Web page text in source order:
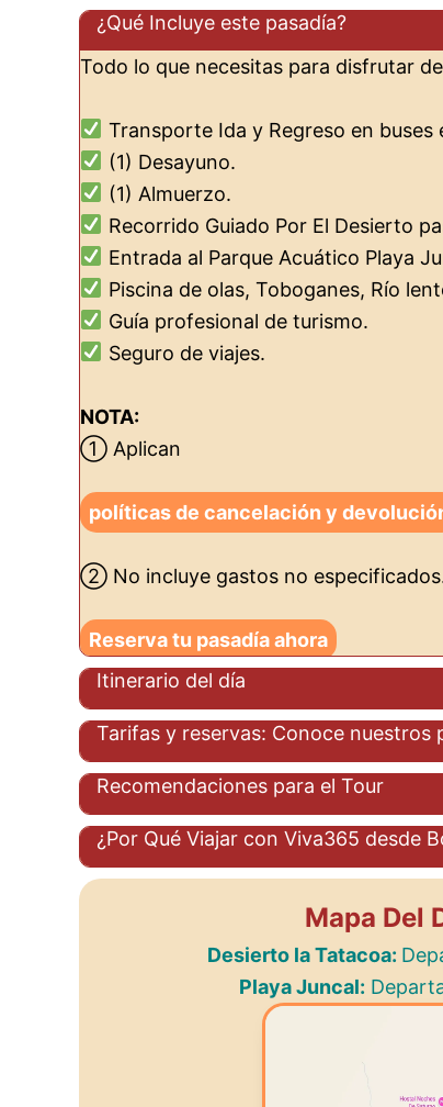
¿Qué Incluye este pasadía?
Todo lo que necesitas para disfrutar
Transporte Ida y Regreso en buses
(1) Desayuno.
(1) Almuerzo.
Recorrido Guiado Por El Desierto
Entrada al Parque Acuático Playa
Piscina de olas, Toboganes, Río
Guía profesional de turismo.
Seguro de viajes.
NOTA:
① Aplican
políticas de cancelación y
② No incluye gastos no
Reserva tu pasadía ahora
Itinerario del día
Tarifas y reservas: Conoce nuestros
Recomendaciones para el Tour
¿Por Qué Viajar con Viva365 desde
Mapa Del
Desierto la Tatacoa:
Playa Juncal: